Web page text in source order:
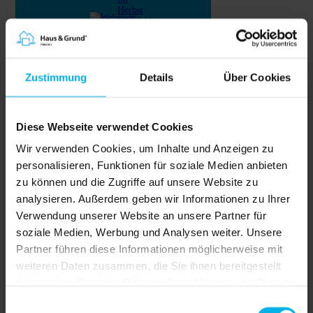
Zustimmung Details Über Cookies
Diese Webseite verwendet Cookies
Wir verwenden Cookies, um Inhalte und Anzeigen zu
personalisieren, Funktionen für soziale Medien anbieten
zu können und die Zugriffe auf unsere Website zu
analysieren. Außerdem geben wir Informationen zu Ihrer
Verwendung unserer Website an unsere Partner für
soziale Medien, Werbung und Analysen weiter. Unsere
Partner führen diese Informationen möglicherweise mit
weiteren Daten zusammen, die Sie ihnen bereitgestellt
Herbst
Messfehler
Sanierungen
Vermieten
&
Verwalten
Stromversorger
Mieterhöhungen
Grundstückshandel
Split-
Klimageräte
Teilschenkung
Gewerbemietverträge
Modernisierungsmieterhöhung
Maklerhonorar
Kostenverteilung
in
rund ums Thema Eigentum
Jetzt registrieren und direkt
starten!
Für die Nutzung unserer Plattform ist
eine einfache Registrierung erforderlich.
» Kunde werden
Webinar am 10.09.2026
"Mieterhöhung – aber richtig!"